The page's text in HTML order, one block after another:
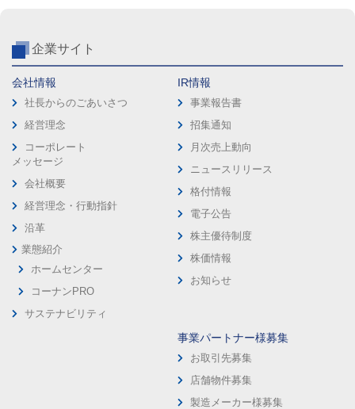
企業サイト
会社情報
社長からのごあいさつ
経営理念
コーポレート
メッセージ
会社概要
経営理念・行動指針
沿革
業態紹介
ホームセンター
コーナンPRO
サステナビリティ
IR情報
事業報告書
招集通知
月次売上動向
ニュースリリース
格付情報
電子公告
株主優待制度
株価情報
お知らせ
事業パートナー様募集
お取引先募集
店舗物件募集
製造メーカー様募集